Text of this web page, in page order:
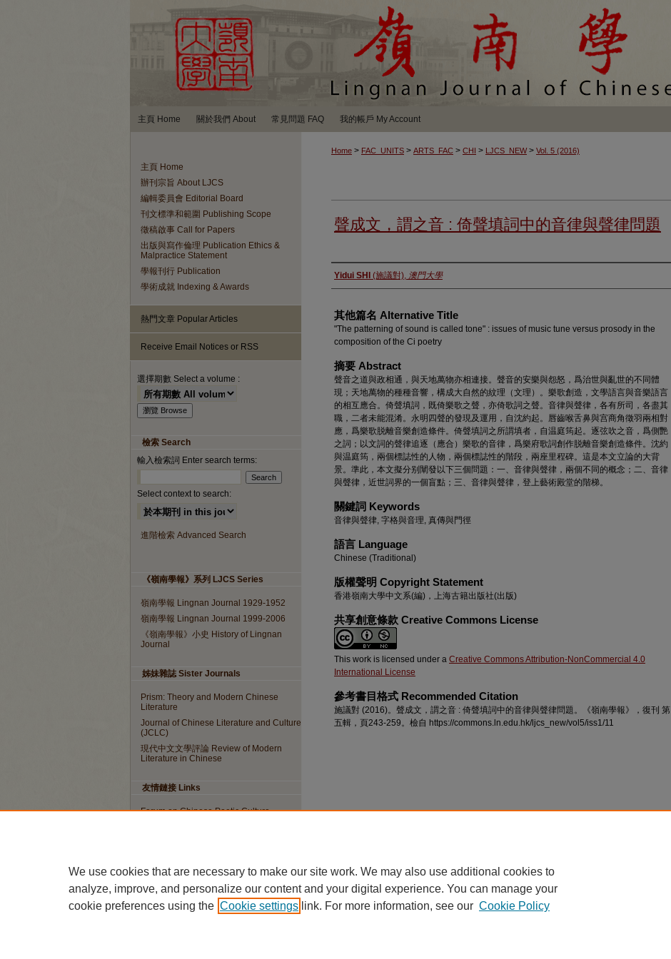
主頁 Home 關於我們 About 常見問題 FAQ 我的帳戶 My Account
Home > FAC_UNITS > ARTS_FAC > CHI > LJCS_NEW > Vol. 5 (2016)
聲成文，謂之音 : 倚聲填詞中的音律與聲律問題
Authors
Yidui SHI (施議對), 澳門大學
其他篇名 Alternative Title
"The patterning of sound is called tone" : issues of music tune versus prosody in the
composition of the Ci poetry
摘要 Abstract
聲音之道與政相通，與天地萬物亦相連接。聲音的安樂與怨怒，爲治世與亂世的不同體
現；天地萬物的種種音響，構成大自然的紋理（文理）。樂歌創造，文學語言與音樂語言
的相互應合。倚聲填詞，既倚樂歌之聲，亦倚歌詞之聲。音律與聲律，各有所司，各盡其
職，二者未能混淆。永明四聲的發現及運用，自沈約起。唇齒喉舌鼻與宫商角徵羽兩相對
應，爲樂歌脱離音樂創造條件。倚聲填詞之所謂填者，自温庭筠起。逐弦吹之音，爲側艷
之詞；以文詞的聲律追逐（應合）樂歌的音律，爲樂府歌詞創作脱離音樂創造條件。沈約
與温庭筠，兩個標誌性的人物，兩個標誌性的階段，兩座里程碑。這是本文立論的大背
景。準此，本文擬分别闡發以下三個問題：一、音律與聲律，兩個不同的概念；二、音律
與聲律，近世詞界的一個盲點；三、音律與聲律，登上藝術殿堂的階梯。
關鍵詞 Keywords
音律與聲律, 字格與音理, 真傳與門徑
語言 Language
Chinese (Traditional)
版權聲明 Copyright Statement
香港嶺南大學中文系(編)，上海古籍出版社(出版)
共享創意條款 Creative Commons License
This work is licensed under a Creative Commons Attribution-NonCommercial 4.0
International License
參考書目格式 Recommended Citation
施議對 (2016)。聲成文，謂之音 : 倚聲填詞中的音律與聲律問題。《嶺南學報》，復刊 第
五輯，頁243-259。檢自 https://commons.ln.edu.hk/ljcs_new/vol5/iss1/11
主頁 Home
辦刊宗旨 About LJCS
編輯委員會 Editorial Board
刊文標準和範圍 Publishing Scope
徵稿啟事 Call for Papers
出版與寫作倫理 Publication Ethics &
Malpractice Statement
學報刊行 Publication
學術成就 Indexing & Awards
熱門文章 Popular Articles
Receive Email Notices or RSS
選擇期數 Select a volume :
檢索 Search
輸入檢索詞 Enter search terms:
Select context to search:
進階檢索 Advanced Search
《嶺南學報》系列 LJCS Series
嶺南學報 Lingnan Journal 1929-1952
嶺南學報 Lingnan Journal 1999-2006
《嶺南學報》小史 History of Lingnan
Journal
姊妹雜誌 Sister Journals
Prism: Theory and Modern Chinese
Literature
Journal of Chinese Literature and Culture
(JCLC)
現代中文文學評論 Review of Modern
Literature in Chinese
友情鏈接 Links
Forum on Chinese Poetic Culture
EISSN: 2788-4376
We use cookies that are necessary to make our site work. We may also use additional cookies to
analyze, improve, and personalize our content and your digital experience. You can manage your
cookie preferences using the Cookie settings link. For more information, see our Cookie Policy